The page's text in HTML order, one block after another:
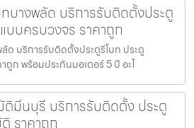
บางพลัด บริการรับติดตั้งประตู
บบครบวงจร ราคาถูก
ด บริการรับติดตั้งประตูรีโมท ประตู
ก พร้อมประกันมอเตอร์ 5 ปี อะไ
มีนบุรี บริการรับติดตั้ง ประตู
ราคาถูก